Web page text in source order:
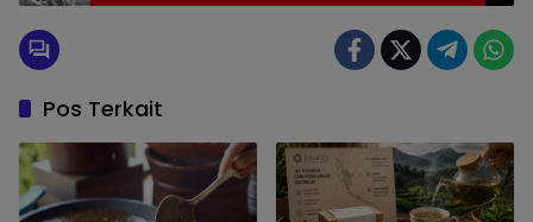
Pos Terkait